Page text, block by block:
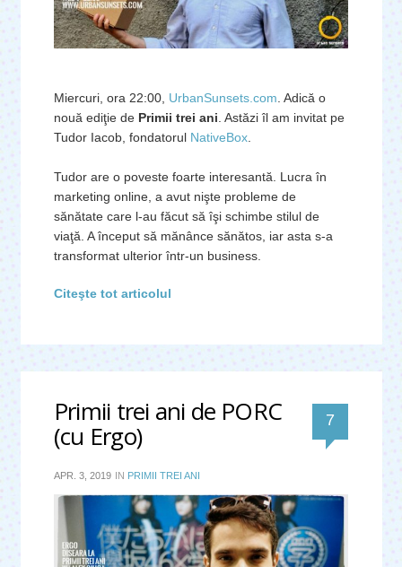
Miercuri, ora 22:00, UrbanSunsets.com . Adică o
nouă ediţie de Primii trei ani . Astăzi îl am invitat pe
Tudor Iacob, fondatorul
NativeBox
Tudor are o poveste foarte interesantă. Lucra în
marketing online, a avut nişte probleme de
sănătate care l-au făcut să îşi schimbe stilul de
viaţă. A început să mănânce sănătos, iar asta s-a
transformat ulterior într-un business.
Citeşte tot articolul
Primii trei ani de PORC
(cu Ergo) 7
APR. 3, 2019 IN PRIMII TREI ANI